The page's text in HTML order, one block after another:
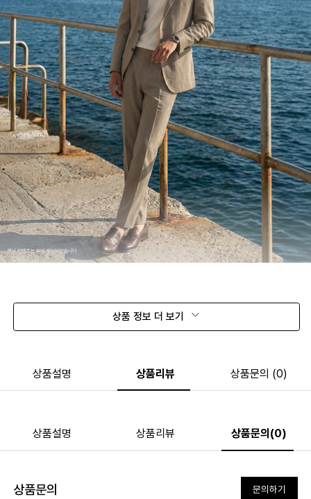
상품 정보 더 보기
상품설명 상품리뷰 상품문의 (0)
상품설명 상품리뷰 상품문의(0)
상품문의 문의하기